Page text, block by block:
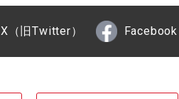
X（旧Twitter） Facebook